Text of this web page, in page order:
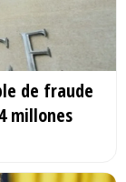
de fraude
millones